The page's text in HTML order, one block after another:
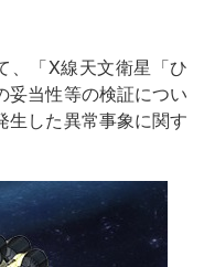
、「X線天文衛星「ひ
妥当性等の検証につい
生した異常事象に関す